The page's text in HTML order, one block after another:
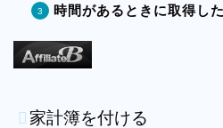
時間があるときに取得し
家計簿を付ける